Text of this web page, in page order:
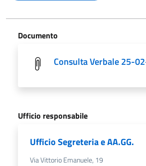
Documento
Consulta Verbale 25-
Ufficio responsabile
Ufficio Segreteria e AA.GG.
Via Vittorio Emanuele, 19